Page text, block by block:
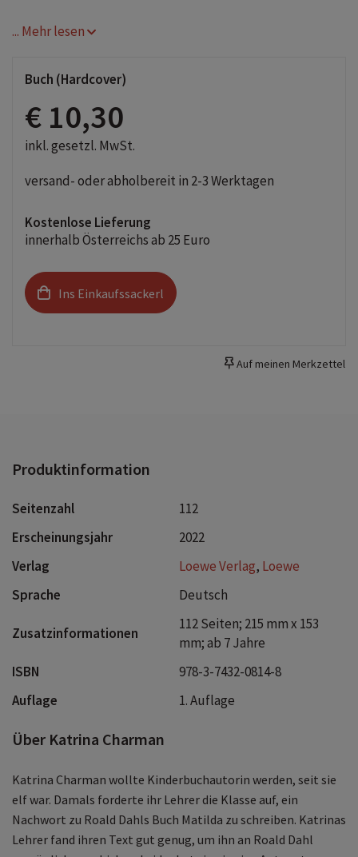
... Mehr lesen
Buch (Hardcover)
€ 10,30
inkl. gesetzl. MwSt.
versand- oder abholbereit in 2-3 Werktagen
Kostenlose Lieferung
innerhalb Österreichs ab 25 Euro
Ins Einkaufssackerl
Auf meinen Merkzettel
Produktinformation
Seitenzahl
112
Erscheinungsjahr
2022
Verlag
Loewe Verlag, Loewe
Sprache
Deutsch
Zusatzinformationen
112 Seiten; 215 mm x 153
mm; ab 7 Jahre
ISBN
978-3-7432-0814-8
Auflage
1. Auflage
Über Katrina Charman
Katrina Charman wollte Kinderbuchautorin werden, seit sie
elf war. Damals forderte ihr Lehrer die Klasse auf, ein
Nachwort zu Roald Dahls Buch Matilda zu schreiben. Katrinas
Lehrer fand ihren Text gut genug, um ihn an Roald Dahl